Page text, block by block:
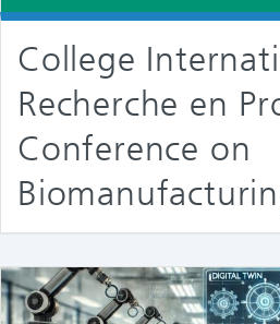
College
Recherche en
Conference on